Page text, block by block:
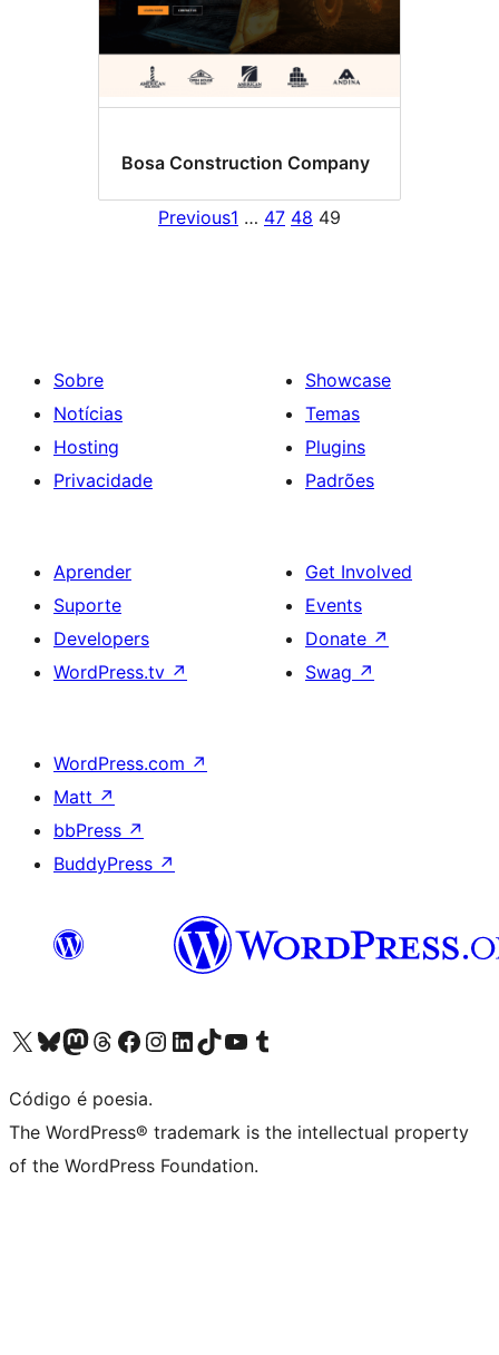
Bosa Construction Company
Previous1 … 47 48 49
Sobre
Notícias
Hosting
Privacidade
Showcase
Temas
Plugins
Padrões
Aprender
Suporte
Developers
WordPress.tv ↗
Get Involved
Events
Donate ↗
Swag ↗
WordPress.com ↗
Matt ↗
bbPress ↗
BuddyPress ↗
Visite a nossa conta X (antigo Twitter)
Visit our Bluesky account
Visit our Mastodon account
Visit our Threads account
Visite a nossa página do Facebook
Visite a nossa conta no Instagram
Visite a nossa conta no LinkedIn
Visit our TikTok account
Visit our YouTube channel
Visit our Tumblr account
Código é poesia.
The WordPress® trademark is the intellectual property
of the WordPress Foundation.